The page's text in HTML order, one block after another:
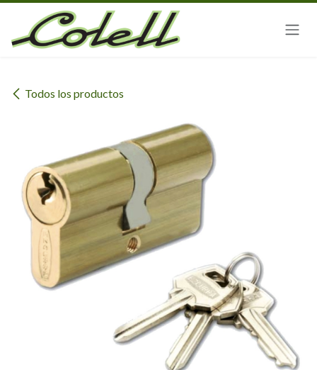
Ir al contenido
Todos los productos